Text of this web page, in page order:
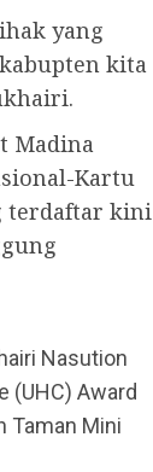
yang
kita
Madina
Kartu
terdaftar kini
Nasution
(UHC) Award
Taman Mini